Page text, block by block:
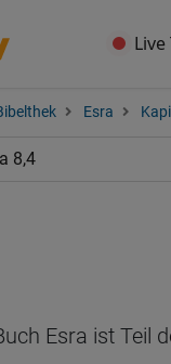
Live
Esra
Esra ist Teil